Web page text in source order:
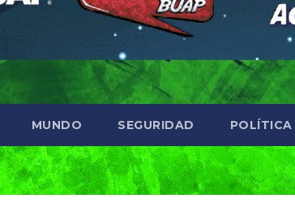
MUNDO SEGURIDAD POLÍTICA